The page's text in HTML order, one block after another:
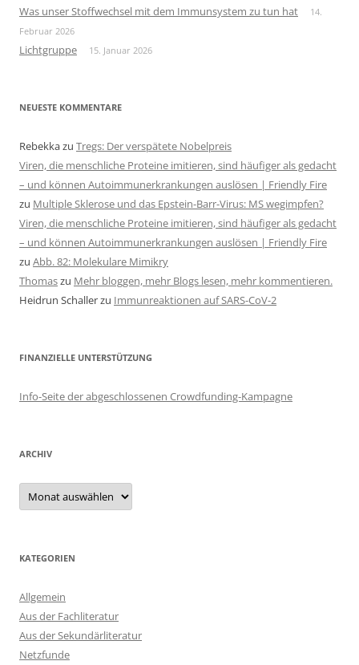
Was unser Stoffwechsel mit dem Immunsystem zu tun hat
14.
Februar 2026
Lichtgruppe 15. Januar 2026
NEUESTE KOMMENTARE
Rebekkazu Tregs: Der verspätete Nobelpreis
Viren, die menschliche Proteine imitieren, sind häufiger als gedacht
– und können Autoimmunerkrankungen auslösen | Friendly Fire
zu Multiple Sklerose und das Epstein-Barr-Virus: MS wegimpfen?
Viren, die menschliche Proteine imitieren, sind häufiger als gedacht
– und können Autoimmunerkrankungen auslösen | Friendly Fire
zu Abb. 82: Molekulare Mimikry
Thomaszu Mehr bloggen, mehr Blogs lesen, mehr kommentieren.
Heidrun Schallerzu Immunreaktionen auf SARS-CoV-2
FINANZIELLE UNTERSTÜTZUNG
Info-Seite der abgeschlossenen Crowdfunding-Kampagne
ARCHIV
Archiv
KATEGORIEN
Allgemein
Aus der Fachliteratur
Aus der Sekundärliteratur
Netzfunde